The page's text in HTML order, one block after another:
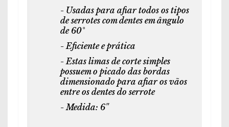
- Usadas para afiar todos os tipos
de serrotes com dentes em ângulo
de 60°
- Eficiente e prática
- Estas limas de corte simples
possuem o picado das bordas
dimensionado para afiar os vãos
entre os dentes do serrote
- Medida: 6''